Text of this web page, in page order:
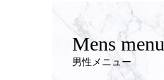
Mens menu
男性メニュー